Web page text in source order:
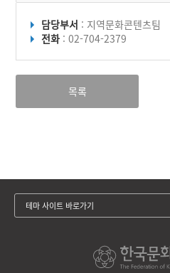
담당부서 : 지역문화콘텐츠팀
전화 : 02-704-2379
목록
테마 사이트 바로가기